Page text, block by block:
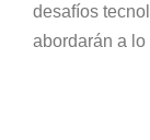
desafíos
abordarán a